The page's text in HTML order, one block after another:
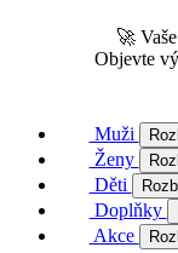
🚀
Objevte
Muži
Ženy
Děti
Doplňky
Akce